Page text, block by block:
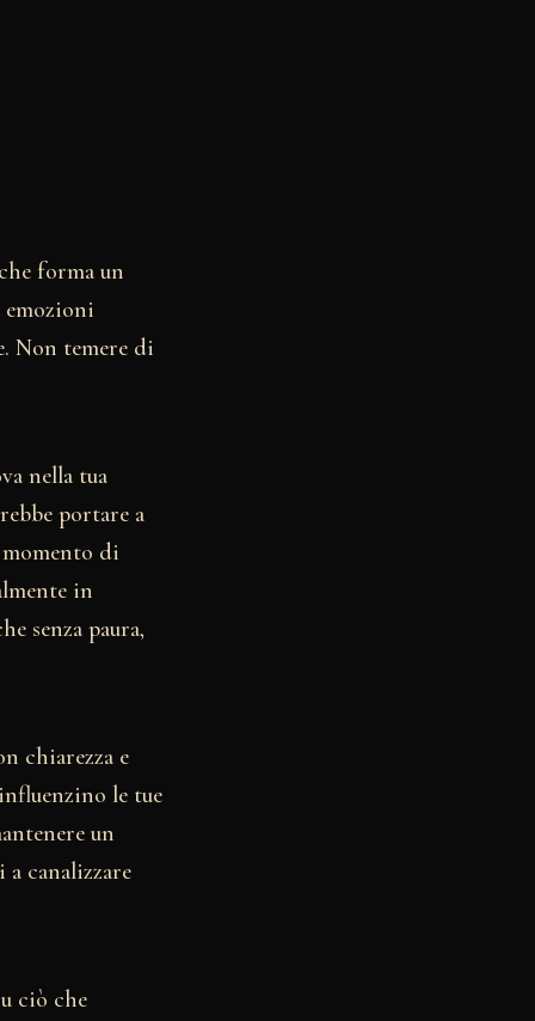
forma un
Non temere di
nella tua
portare a
di
in
senza paura,
chiarezza e
le tue
un
canalizzare
ciò che